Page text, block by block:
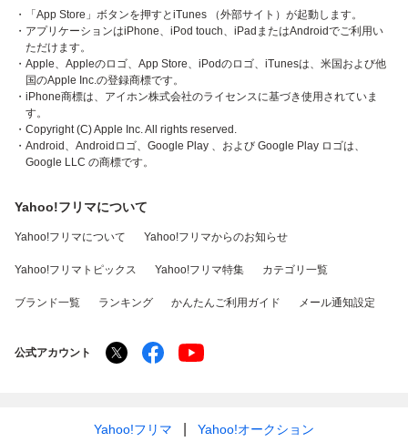
・「App Store」ボタンを押すとiTunes （外部サイト）が起動します。
・アプリケーションはiPhone、iPod touch、iPadまたはAndroidでご利用い
ただけます。
・Apple、Appleのロゴ、App Store、iPodのロゴ、iTunesは、米国および他
国のApple Inc.の登録商標です。
・iPhone商標は、アイホン株式会社のライセンスに基づき使用されていま
す。
・Copyright (C) Apple Inc. All rights reserved.
・Android、Androidロゴ、Google Play 、および Google Play ロゴは、
Google LLC の商標です。
Yahoo!フリマについて
Yahoo!フリマについて Yahoo!フリマからのお知らせ
Yahoo!フリマトピックス Yahoo!フリマ特集 カテゴリ一覧
ブランド一覧 ランキング かんたんご利用ガイド メール通知設定
公式アカウント
Yahoo!フリマ Yahoo!オークション